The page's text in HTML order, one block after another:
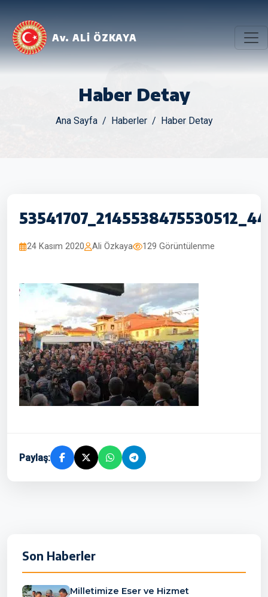
Av. ALİ ÖZKAYA
Haber Detay
Ana Sayfa Haberler Haber Detay
24 Kasım 2020 Ali Özkaya 129 Görüntülenme
Paylaş:
Son Haberler
Milletimize Eser ve Hizmet